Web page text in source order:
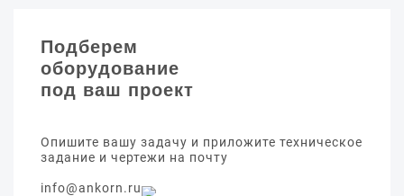
Подберем
оборудование
под ваш проект
Опишите вашу задачу и приложите техническое
задание и чертежи на почту
info@ankorn.ru